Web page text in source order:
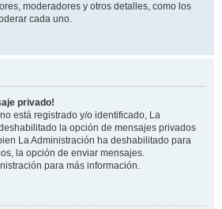
moderadores y otros detalles, como los
cada uno.
privado!
está registrado y/o identificado, La
la opción de mensajes privados
La Administración ha deshabilitado para
la opción de enviar mensajes.
para más información.